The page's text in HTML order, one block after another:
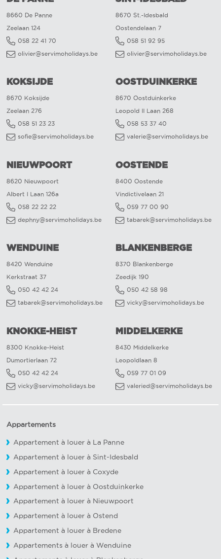
8660 De Panne
Zeelaan 124
058 22 41 70
olivier@servimoholidays.be
8670 St.-Idesbald
Oostendelaan 7
058 51 92 95
olivier@servimoholidays.be
KOKSIJDE
8670 Koksijde
Zeelaan 276
058 51 23 23
sofie@servimoholidays.be
OOSTDUINKERKE
8670 Oostduinkerke
Leopold II Laan 268
058 53 37 40
valerie@servimoholidays.be
NIEUWPOORT
8620 Nieuwpoort
Albert I Laan 126a
058 22 22 22
dephny@servimoholidays.be
OOSTENDE
8400 Oostende
Vindictivelaan 21
059 77 00 90
tabarek@servimoholidays.be
WENDUINE
8420 Wenduine
Kerkstraat 37
050 42 42 24
tabarek@servimoholidays.be
BLANKENBERGE
8370 Blankenberge
Zeedijk 190
050 42 58 98
vicky@servimoholidays.be
KNOKKE-HEIST
8300 Knokke-Heist
Dumortierlaan 72
050 42 42 24
vicky@servimoholidays.be
MIDDELKERKE
8430 Middelkerke
Leopoldlaan 8
059 77 01 09
valeried@servimoholidays.be
Appartements
Appartement à louer à La Panne
Appartement à louer à Sint-Idesbald
Appartement à louer à Coxyde
Appartement à louer à Oostduinkerke
Appartement à louer à Nieuwpoort
Appartement à louer à Ostend
Appartement à louer à Bredene
Appartements à louer à Wenduine